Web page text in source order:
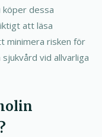
dessa
att läsa
minimera risken för
vid allvarliga